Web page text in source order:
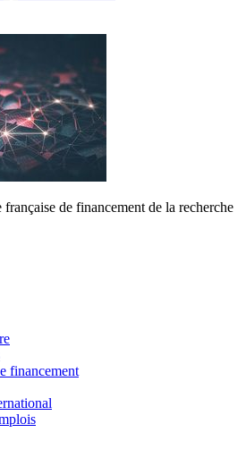
française de financement de la recherche
financement